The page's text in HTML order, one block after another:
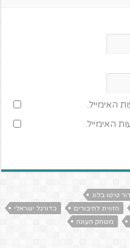
האימייל.
האימייל.
דור טיטו בלוג
הזווית לחיבורים
כדורגל ישראלי
משחק העונה